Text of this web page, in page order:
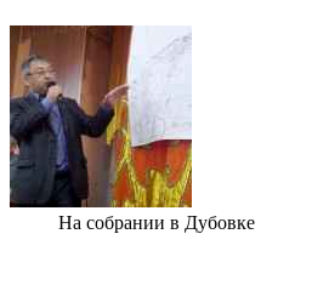
На собрании в Дубовке